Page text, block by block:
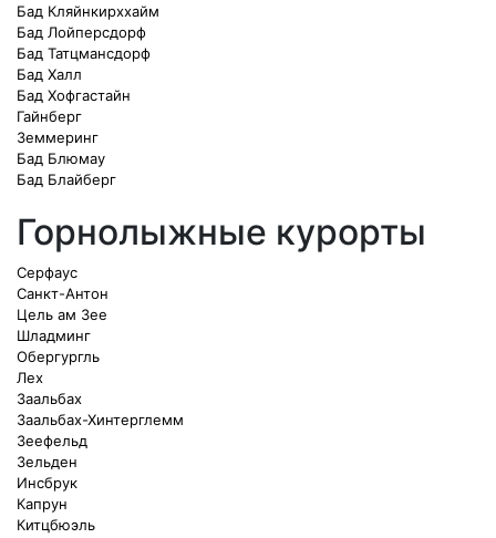
Бад Кляйнкирххайм
Бад Лойперсдорф
Бад Татцмансдорф
Бад Халл
Бад Хофгастайн
Гайнберг
Земмеринг
Бад Блюмау
Бад Блайберг
Горнолыжные курорты
Серфаус
Санкт-Антон
Цель ам Зее
Шладминг
Обергургль
Лех
Заальбах
Заальбах-Хинтерглемм
Зеефельд
Зельден
Инсбрук
Капрун
Китцбюэль